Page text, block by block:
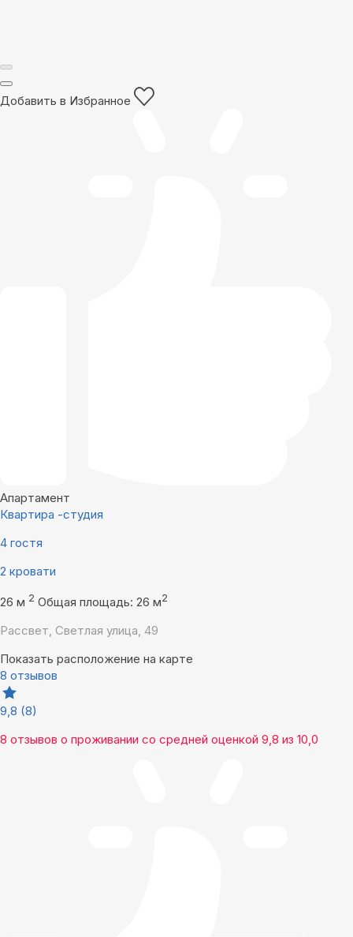
Добавить в Избранное
Апартамент
Квартира -студия
4 гостя
2 кровати
26 м 2 Общая площадь: 26 м2
Рассвет, Светлая улица, 49
Показать расположение на карте
8 отзывов
9,8 (8)
8 отзывов о проживании со средней оценкой 9,8 из 10,0